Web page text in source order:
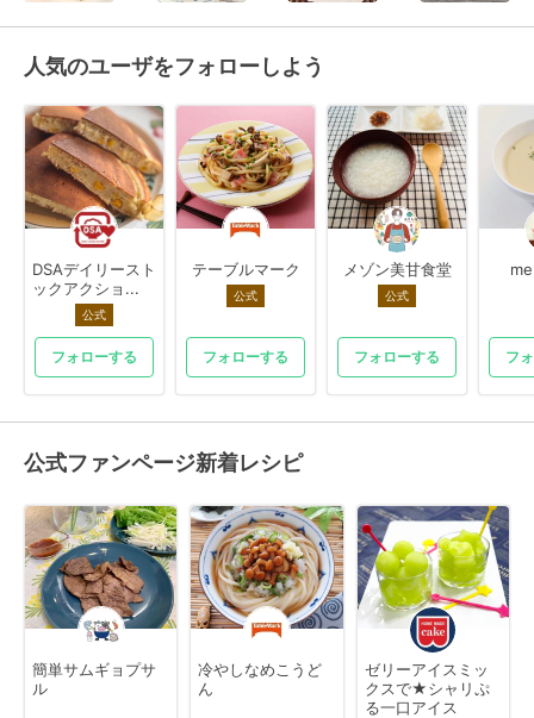
人気のユーザをフォローしよう
DSAデイリースト
ックアクショ...
公式
フォローする
テーブルマーク
公式
フォローする
メゾン美甘食堂
公式
フォローする フ
公式ファンページ新着レシピ
簡単サムギョプサ
ル
冷やしなめこうど
ん
ゼリーアイスミッ
クスで★シャリぷ
る一口アイス